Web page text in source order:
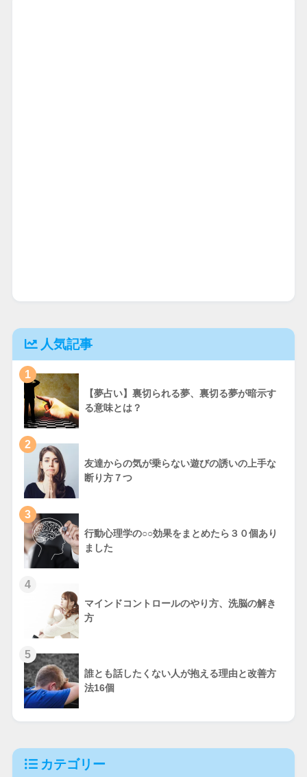
人気記事
1
【夢占い】裏切られる夢、裏切る夢が暗示す
る意味とは？
2
友達からの気が乗らない遊びの誘いの上手な
断り方７つ
3
行動心理学の○○効果をまとめたら３０個あり
ました
4
マインドコントロールのやり方、洗脳の解き
方
5
誰とも話したくない人が抱える理由と改善方
法16個
カテゴリー